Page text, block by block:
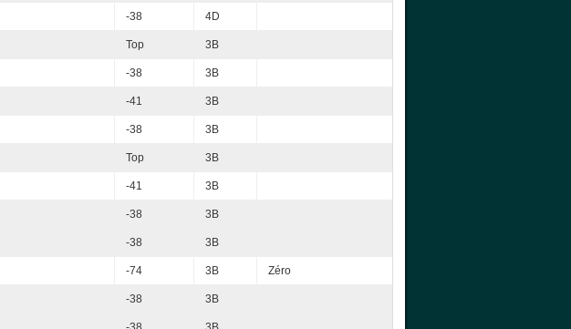
-38 4D
Top 3B
-38 3B
-41 3B
-38 3B
Top 3B
-41 3B
-38 3B
-38 3B
-74 3B Zéro
-38 3B